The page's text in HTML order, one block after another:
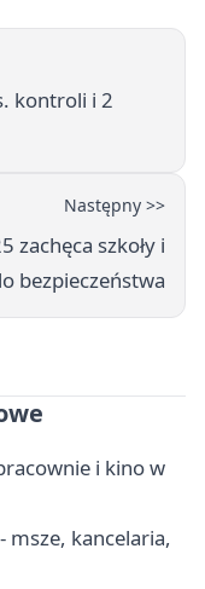
kontroli i 2
Następny >>
zachęca szkoły i
bezpieczeństwa
i kino w
msze, kancelaria,